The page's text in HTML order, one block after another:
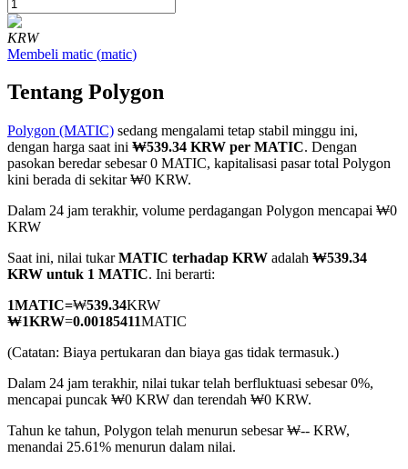
COIN-M Berjangka
Mata Uang Kripto Berjangka
Derivatif saham, forex, logam mulia, dan komoditas
USDC Berjangka
KRW
Membeli matic (matic)
Tentang Polygon
Polygon (MATIC) sedang mengalami tetap stabil minggu ini,
dengan harga saat ini ₩539.34 KRW per MATIC. Dengan
pasokan beredar sebesar 0 MATIC, kapitalisasi pasar total Polygon
kini berada di sekitar ₩0 KRW.
Dalam 24 jam terakhir, volume perdagangan Polygon mencapai ₩0
KRW
Saat ini, nilai tukarMATIC terhadap KRW adalah ₩539.34
KRW untuk 1 MATIC. Ini berarti:
1MATIC=₩539.34KRW
₩1KRW=0.00185411MATIC
(Catatan: Biaya pertukaran dan biaya gas tidak termasuk.)
Dalam 24 jam terakhir, nilai tukar telah berfluktuasi sebesar 0%,
mencapai puncak ₩0 KRW dan terendah ₩0 KRW.
Tahun ke tahun, Polygon telah menurun sebesar ₩-- KRW,
menandai 25.61% menurun dalam nilai.